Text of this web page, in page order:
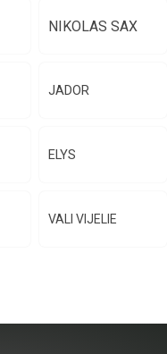
NIKOLAS SAX
JADOR
ELYS
VALI VIJELIE